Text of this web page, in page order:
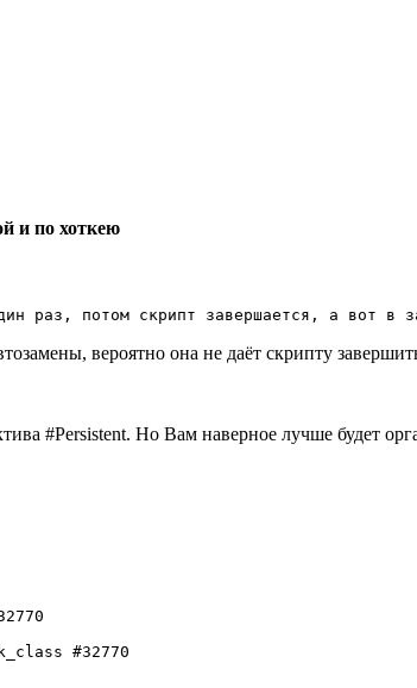
и по хоткею
раз, потом скрипт завершается, а вот в
вероятно она не даёт скрипту
#Persistent. Но Вам наверное лучше будет
#32770